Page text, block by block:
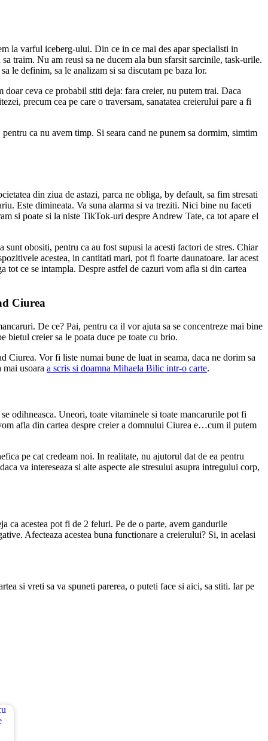
la varful iceberg-ului. Din ce in ce mai des apar specialisti in
traim. Nu am reusi sa ne ducem ala bun sfarsit sarcinile, task-urile.
le definim, sa le analizam si sa discutam pe baza lor.
ceva ce probabil stiti deja: fara creier, nu putem trai. Daca
precum cea pe care o traversam, sanatatea creierului pare a fi
ca nu avem timp. Si seara cand ne punem sa dormim, simtim
din ziua de astazi, parca ne obliga, by default, sa fim stresati
Este dimineata. Va suna alarma si va treziti. Nici bine nu faceti
si poate si la niste TikTok-uri despre Andrew Tate, ca tot apare el
obositi, pentru ca au fost supusi la acesti factori de stres. Chiar
acestea, in cantitati mari, pot fi foarte daunatoare. Iar acest
tot ce se intampla. Despre astfel de cazuri vom afla si din cartea
Ciurea
De ce? Pai, pentru ca il vor ajuta sa se concentreze mai bine
bietul creier sa le poata duce pe toate cu brio.
Ciurea. Vor fi liste numai bune de luat in seama, daca ne dorim sa
usoara a scris si doamna Mihaela Bilic intr-o carte.
odihneasca. Uneori, toate vitaminele si toate mancarurile pot fi
afla din cartea despre creier a domnului Ciurea e…cum il putem
pe cat credeam noi. In realitate, nu ajutorul dat de ea pentru
va intereseaza si alte aspecte ale stresului asupra intregului corp,
ca acestea pot fi de 2 feluri. Pe de o parte, avem gandurile
Afecteaza acestea buna functionare a creierului? Si, in acelasi
si vreti sa va spuneti parerea, o puteti face si aici, sa stiti. Iar pe